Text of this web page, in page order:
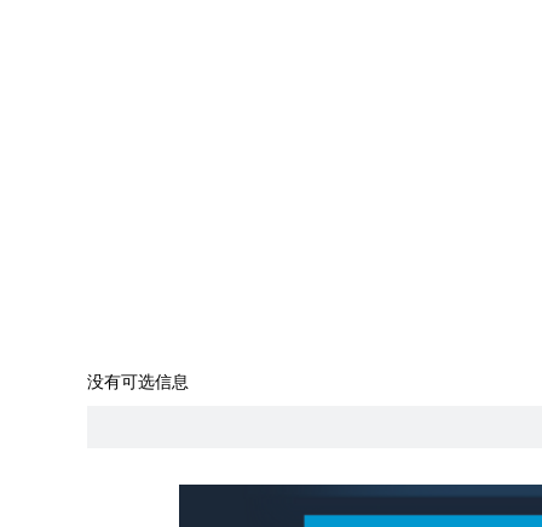
没有可选信息